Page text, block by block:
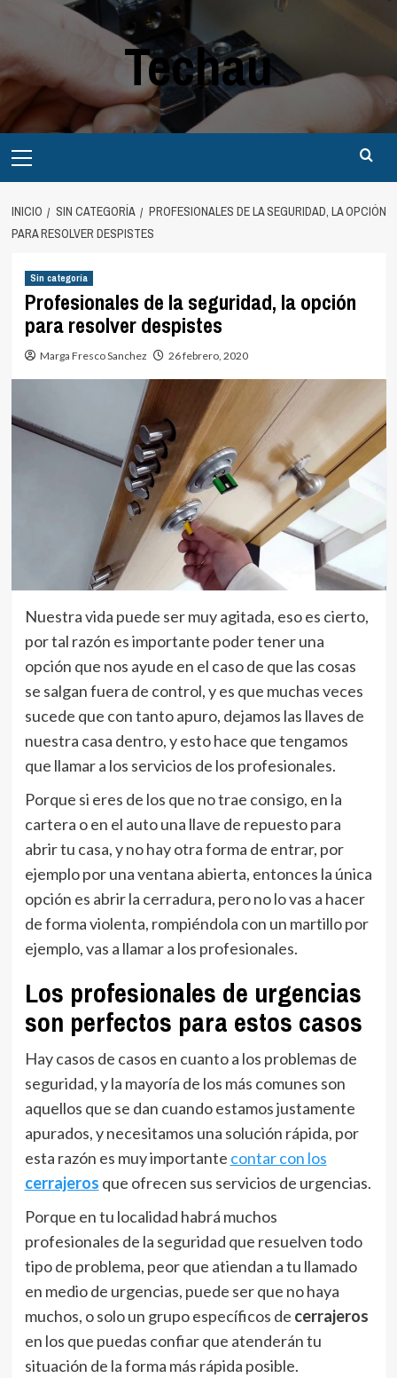
contenido
Techau
principal
INICIO SIN CATEGORÍA
PROFESIONALES DE LA SEGURIDAD, LA OPCIÓN
PARA RESOLVER DESPISTES
Sin categoría
Profesionales de la seguridad, la opción
para resolver despistes
Marga Fresco Sanchez 26 febrero, 2020
Nuestra vida puede ser muy agitada, eso es cierto,
por tal razón es importante poder tener una
opción que nos ayude en el caso de que las cosas
se salgan fuera de control, y es que muchas veces
sucede que con tanto apuro, dejamos las llaves de
nuestra casa dentro, y esto hace que tengamos
que llamar a los servicios de los profesionales.
Porque si eres de los que no trae consigo, en la
cartera o en el auto una llave de repuesto para
abrir tu casa, y no hay otra forma de entrar, por
ejemplo por una ventana abierta, entonces la única
opción es abrir la cerradura, pero no lo vas a hacer
de forma violenta, rompiéndola con un martillo por
ejemplo, vas a llamar a los profesionales.
Los profesionales de urgencias
son perfectos para estos casos
Hay casos de casos en cuanto a los problemas de
seguridad, y la mayoría de los más comunes son
aquellos que se dan cuando estamos justamente
apurados, y necesitamos una solución rápida, por
esta razón es muy importante contar con los
cerrajeros que ofrecen sus servicios de urgencias.
Porque en tu localidad habrá muchos
profesionales de la seguridad que resuelven todo
tipo de problema, peor que atiendan a tu llamado
en medio de urgencias, puede ser que no haya
muchos, o solo un grupo específicos de cerrajeros
en los que puedas confiar que atenderán tu
situación de la forma más rápida posible.